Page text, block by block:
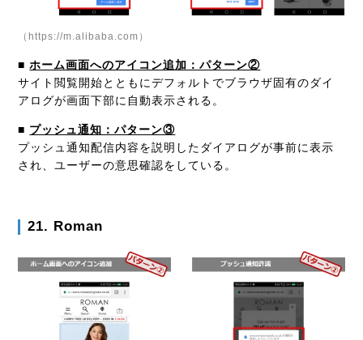
（https://m.alibaba.com）
■ ホーム画面へのアイコン追加：パターン②
サイト閲覧開始とともにデフォルトでブラウザ固有のダイ
アログが画面下部に自動表示される。
■ プッシュ通知：パターン③
プッシュ通知配信内容を説明したダイアログが事前に表示
され、ユーザーの意思確認をしている。
21. Roman